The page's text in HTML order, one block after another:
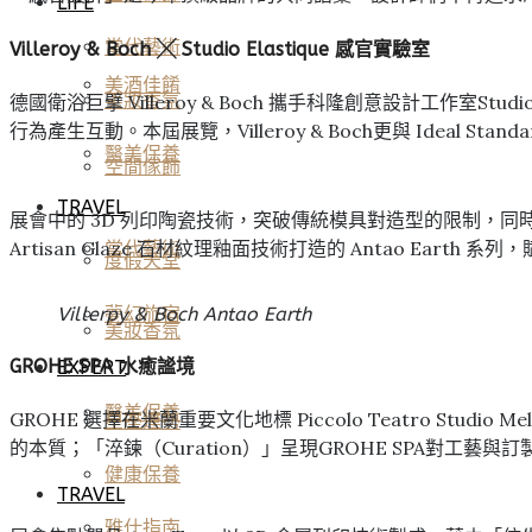
美酒佳餚
空間傢飾
當代藝術
美妝香氛
醫美保養
TRAVEL
當代藝術
美妝香氛
醫美保養
TRAVEL
度假天堂
夢幻旅宿
EXPERT
星座運勢
健康保養
Villeroy & Boch ╳ Studio Elastique 感官實驗室
德國衛浴巨擘 Villeroy & Boch 攜手科隆創意設計工作室
行為產生互動。本屆展覽，Villeroy & Boch更與 Ideal
展會中的 3D 列印陶瓷技術，突破傳統模具對造型的限制，
Artisan Glaze 石材紋理釉面技術打造的 Antao Earth 系列，
Villerpy & Boch Antao Earth
GROHE SPA 水癒謐境
GROHE 選擇在米蘭重要文化地標 Piccolo Teatro Studio
的本質；「淬鍊（Curation）」呈現GROHE SPA對工藝與